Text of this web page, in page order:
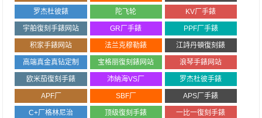
罗杰杜彼錶 陀飞轮 KV厂手錶
宇舶復刻手錶网站 GR厂手錶 PPF厂手錶
积家手錶网站 法兰克穆勒錶 江詩丹頓復刻錶
高端真金真钻定制 宝格丽復刻錶网站 浪琴手錶网站
欧米茄復刻手錶 沛納海VS厂 罗杰杜彼手錶
APF厂 SBF厂 APS厂手錶
C+厂格林尼治 顶级復刻手錶 一比一復刻手錶